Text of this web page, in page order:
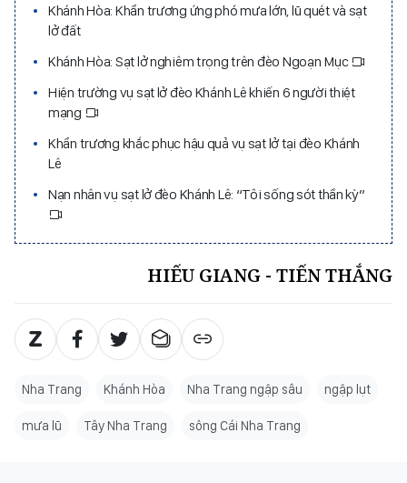
Khánh Hòa: Khẩn trương ứng phó mưa lớn, lũ quét và sạt
lở đất
Khánh Hòa: Sạt lở nghiêm trọng trên đèo Ngoạn Mục
Hiện trường vụ sạt lở đèo Khánh Lê khiến 6 người thiệt
mạng
Khẩn trương khắc phục hậu quả vụ sạt lở tại đèo Khánh
Lê
Nạn nhân vụ sạt lở đèo Khánh Lê: “Tôi sống sót thần kỳ”
HIẾU GIANG - TIẾN THẮNG
Nha Trang Khánh Hòa Nha Trang ngập sâu ngập lụt
mưa lũ Tây Nha Trang sông Cái Nha Trang